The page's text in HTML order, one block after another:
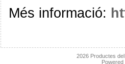
Més informació:
2026 Productes